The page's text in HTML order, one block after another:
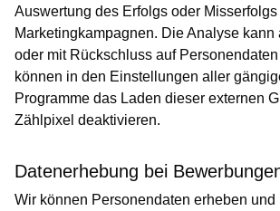
Auswertung des Erfolgs oder
Marketingkampagnen. Die Analyse kann
oder mit Rückschluss auf
können in den Einstellungen aller
Programme das Laden dieser externen
Zählpixel deaktivieren.
Datenerhebung bei
Wir können Personendaten erheben und